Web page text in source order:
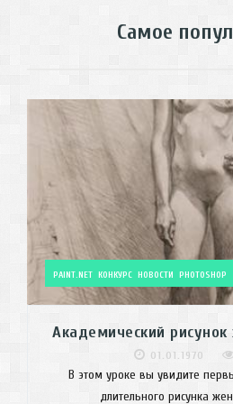
Самое
PAINT.NET КОНКУРС НОВОСТИ PHOTOSHOP
Академический
01.01.1970
В этом уроке вы увидите
длительного рисунка